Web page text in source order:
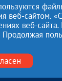
наб.
Этот сайт
с этими файлами.
27.07.2006
Политикой
веб-
веб-сайта.
Продолжая